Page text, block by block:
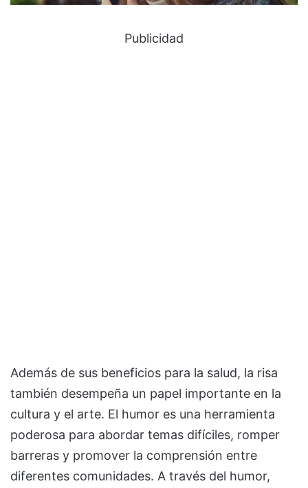
Publicidad
Además de sus beneficios para la salud, la risa
también desempeña un papel importante en la
cultura y el arte. El humor es una herramienta
poderosa para abordar temas difíciles, romper
barreras y promover la comprensión entre
diferentes comunidades. A través del humor,